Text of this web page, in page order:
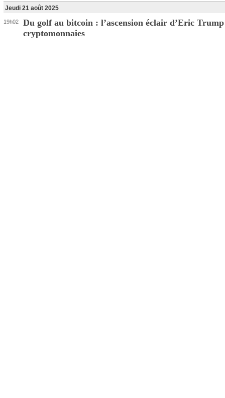
Jeudi 21 août 2025
19h02
Du golf au bitcoin : l’ascension éclair d’Eric Trump
cryptomonnaies